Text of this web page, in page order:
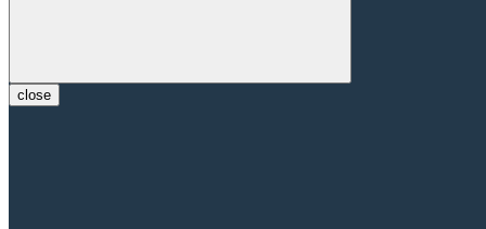
close